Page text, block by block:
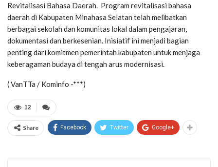
Revitalisasi Bahasa Daerah. Program revitalisasi bahasa
daerah di Kabupaten Minahasa Selatan telah melibatkan
berbagai sekolah dan komunitas lokal dalam pengajaran,
dokumentasi dan berkesenian. Inisiatif ini menjadi bagian
penting dari komitmen pemerintah kabupaten untuk menjaga
keberagaman budaya di tengah arus modernisasi.
( VanTTa / Kominfo -***)
12
Share Facebook Twitter Google+